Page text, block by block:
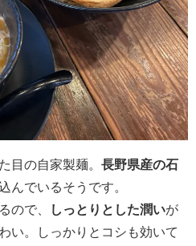
目の自家製麺。 長野県産の石
んでいるそうです。
ので、
しっとりとした潤いが
い。しっかりとコシも効いて